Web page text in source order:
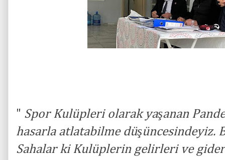
" Spor Kulüpleri olarak yaşanan
hasarla atlatabilme düşüncesindeyiz.
Sahalar ki Kulüplerin gelirleri ve